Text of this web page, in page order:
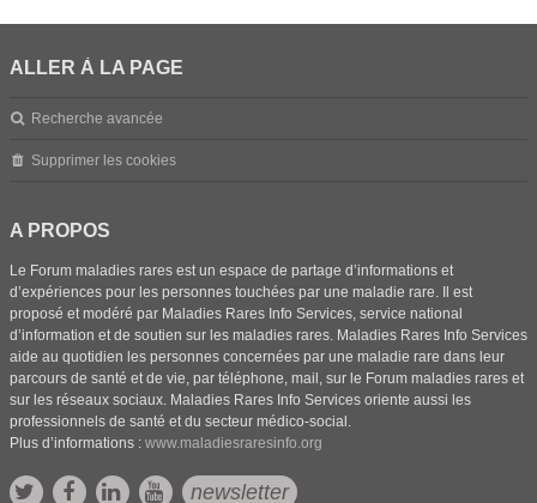
ALLER À LA PAGE
Recherche avancée
Supprimer les cookies
A PROPOS
Le Forum maladies rares est un espace de partage d’informations et
d’expériences pour les personnes touchées par une maladie rare. Il est
proposé et modéré par Maladies Rares Info Services, service national
d’information et de soutien sur les maladies rares. Maladies Rares Info Services
aide au quotidien les personnes concernées par une maladie rare dans leur
parcours de santé et de vie, par téléphone, mail, sur le Forum maladies rares et
sur les réseaux sociaux. Maladies Rares Info Services oriente aussi les
professionnels de santé et du secteur médico-social.
Plus d’informations : www.maladiesraresinfo.org
newsletter